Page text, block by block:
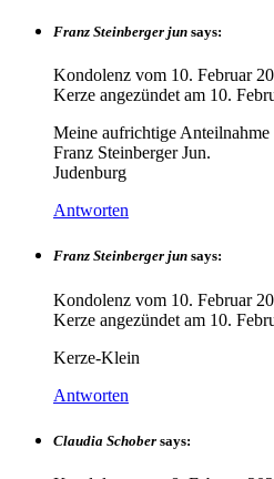
Franz Steinberger jun says:
Kondolenz vom 10. Februar
Kerze angezündet am 10.
Meine aufrichtige Anteilnahme
Franz Steinberger Jun.
Judenburg
Antworten
Franz Steinberger jun says:
Kondolenz vom 10. Februar
Kerze angezündet am 10.
Kerze-Klein
Antworten
Claudia Schober says: